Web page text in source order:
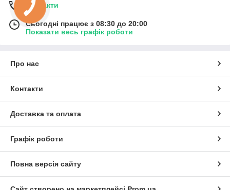
Контакти
Сьогодні працює з 08:30 до 20:00
Показати весь графік роботи
Про нас
Контакти
Доставка та оплата
Графік роботи
Повна версія сайту